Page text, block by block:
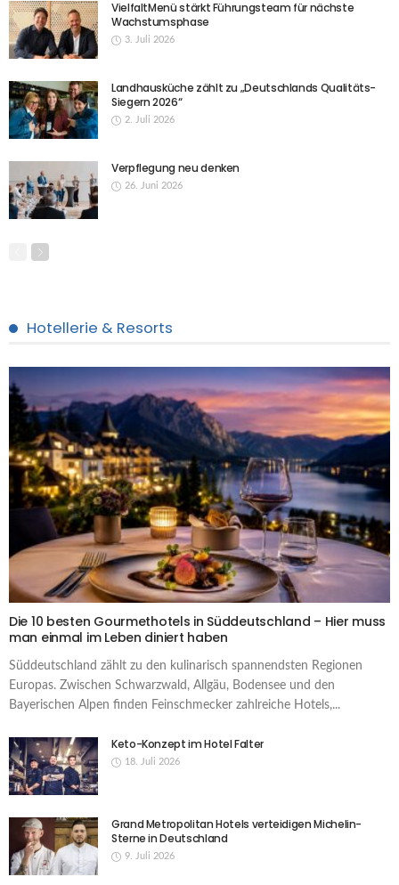
VielfaltMenü stärkt Führungsteam für nächste
Wachstumsphase
3. Juli 2026
Landhausküche zählt zu „Deutschlands Qualitäts-
Siegern 2026“
2. Juli 2026
Verpflegung neu denken
26. Juni 2026
Hotellerie & Resorts
Die 10 besten Gourmethotels in Süddeutschland – Hier muss
man einmal im Leben diniert haben
Süddeutschland zählt zu den kulinarisch spannendsten Regionen
Europas. Zwischen Schwarzwald, Allgäu, Bodensee und den
Bayerischen Alpen finden Feinschmecker zahlreiche Hotels,...
Keto-Konzept im Hotel Falter
18. Juli 2026
Grand Metropolitan Hotels verteidigen Michelin-
Sterne in Deutschland
9. Juli 2026